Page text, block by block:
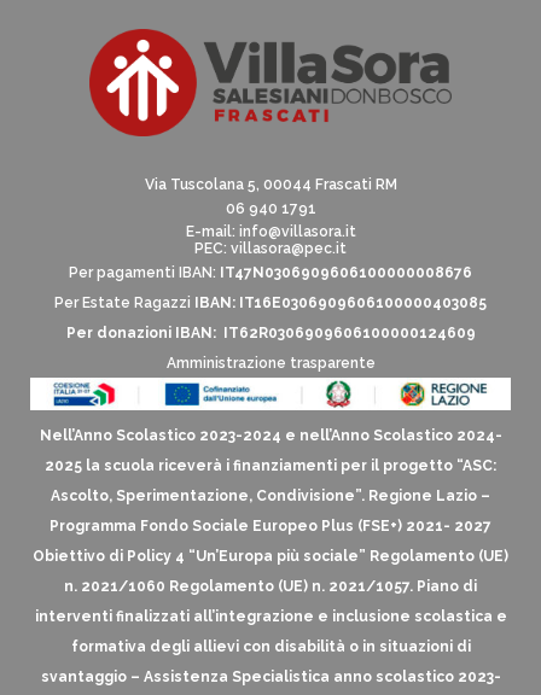
Via Tuscolana 5, 00044 Frascati RM
06 940 1791
E-mail: info@villasora.it
PEC: villasora@pec.it
Per pagamenti IBAN:
IT47N0306909606100000008676
Per Estate Ragazzi
IBAN: IT16E0306909606100000403085
Per donazioni IBAN: IT62R0306909606100000124609
Amministrazione trasparente
Nell’Anno Scolastico 2023-2024 e nell’Anno Scolastico 2024-
2025 la scuola riceverà i finanziamenti per il progetto “ASC:
Ascolto, Sperimentazione, Condivisione”. Regione Lazio –
Programma Fondo Sociale Europeo Plus (FSE+) 2021- 2027
Obiettivo di Policy 4 “Un’Europa più sociale” Regolamento (UE)
n. 2021/1060 Regolamento (UE) n. 2021/1057. Piano di
interventi finalizzati all’integrazione e inclusione scolastica e
formativa degli allievi con disabilità o in situazioni di
svantaggio – Assistenza Specialistica anno scolastico 2023-